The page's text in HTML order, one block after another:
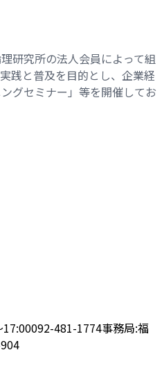
研究所の法人会員によって組
践と普及を目的とし、企業経
グセミナー」等を開催してお
092-481-1774事務局:福